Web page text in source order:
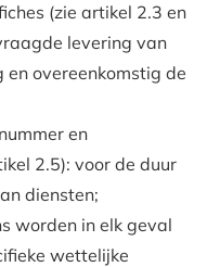
(zie artikel 2.3 en
levering van
overeenkomstig de
en
2.5): voor de duur
diensten;
worden in elk geval
wettelijke